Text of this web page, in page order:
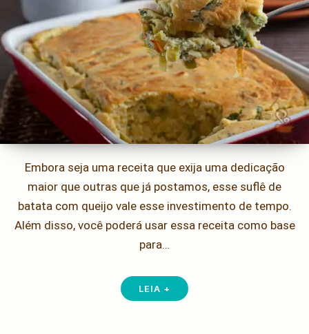
Embora seja uma receita que exija uma dedicação
maior que outras que já postamos, esse suflê de
batata com queijo vale esse investimento de tempo.
Além disso, você poderá usar essa receita como base
para…
LEIA +